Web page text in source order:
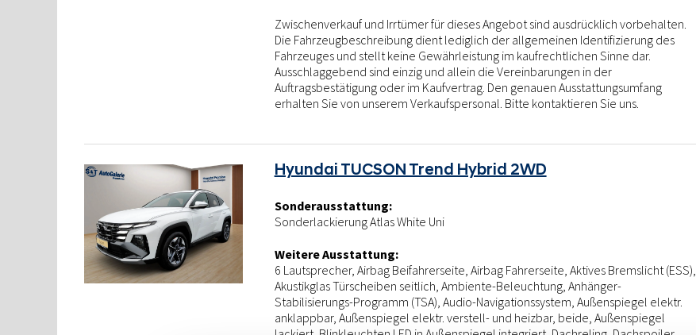
Zwischenverkauf und Irrtümer für dieses Angebot sind ausdrücklich vorbehalten.
Die Fahrzeugbeschreibung dient lediglich der allgemeinen Identifizierung des
Fahrzeuges und stellt keine Gewährleistung im kaufrechtlichen Sinne dar.
Ausschlaggebend sind einzig und allein die Vereinbarungen in der
Auftragsbestätigung oder im Kaufvertrag. Den genauen Ausstattungsumfang
erhalten Sie von unserem Verkaufspersonal. Bitte kontaktieren Sie uns.
Hyundai TUCSON Trend Hybrid 2WD
Sonderausstattung:
Sonderlackierung Atlas White Uni
Weitere Ausstattung:
6 Lautsprecher, Airbag Beifahrerseite, Airbag Fahrerseite, Aktives Bremslicht (ESS),
Akustikglas Türscheiben seitlich, Ambiente-Beleuchtung, Anhänger-
Stabilisierungs-Programm (TSA), Audio-Navigationssystem, Außenspiegel elektr.
anklappbar, Außenspiegel elektr. verstell- und heizbar, beide, Außenspiegel